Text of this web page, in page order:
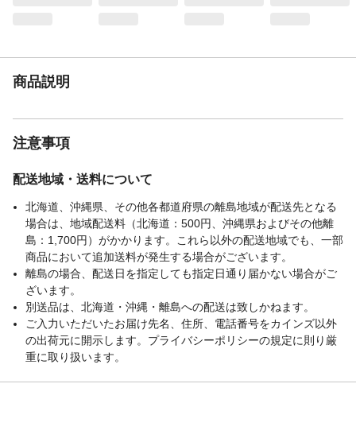
商品説明
注意事項
配送地域・送料について
北海道、沖縄県、その他各都道府県の離島地域が配送先となる
場合は、地域配送料（北海道：500円、沖縄県およびその他離
島：1,700円）がかかります。これら以外の配送地域でも、一部
商品において追加送料が発生する場合がございます。
離島の場合、配送日を指定しても指定日通り届かない場合がご
ざいます。
別送品は、北海道・沖縄・離島への配送は致しかねます。
ご入力いただいたお届け先名、住所、電話番号をカインズ以外
の出荷元に開示します。プライバシーポリシーの規定に則り厳
重に取り扱います。